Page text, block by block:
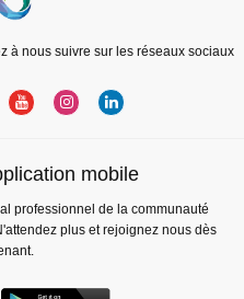
à nous suivre sur les réseaux sociaux
mobile
professionnel de la communauté
plus et rejoignez nous dès